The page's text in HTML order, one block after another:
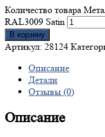
Количество товара
RAL3009 Satin
В корзину
Артикул: 28124
Описание
Детали
Отзывы (0)
Описание